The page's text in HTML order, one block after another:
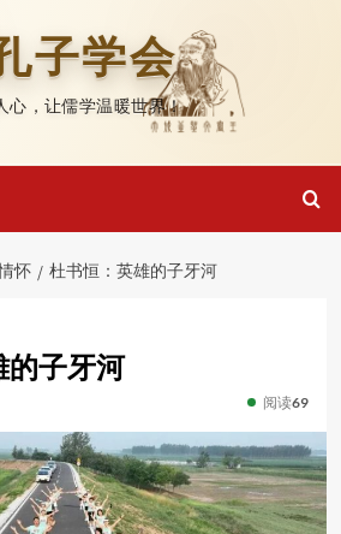
子学会
心，让儒学温暖世界！
怀 杜书恒：英雄的子牙河
子牙河
阅读69